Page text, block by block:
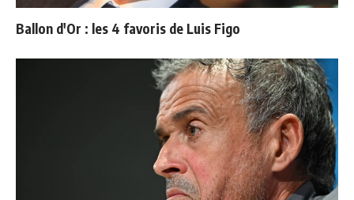
Ballon d'Or : les 4 favoris de Luis Figo